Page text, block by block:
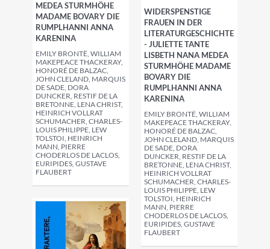
MEDEA STURMHÖHE
MADAME BOVARY DIE
RUMPLHANNI ANNA
KARENINA
EMILY BRONTË, WILLIAM
MAKEPEACE THACKERAY,
HONORÉ DE BALZAC,
JOHN CLELAND, MARQUIS
DE SADE, DORA
DUNCKER, RESTIF DE LA
BRETONNE, LENA CHRIST,
HEINRICH VOLLRAT
SCHUMACHER, CHARLES-
LOUIS PHILIPPE, LEW
TOLSTOI, HEINRICH
MANN, PIERRE
CHODERLOS DE LACLOS,
EURIPIDES, GUSTAVE
FLAUBERT
WIDERSPENSTIGE
FRAUEN IN DER
LITERATURGESCHICHTE
- JULIETTE TANTE
LISBETH NANA MEDEA
STURMHÖHE MADAME
BOVARY DIE
RUMPLHANNI ANNA
KARENINA
EMILY BRONTË, WILLIAM
MAKEPEACE THACKERAY,
HONORÉ DE BALZAC,
JOHN CLELAND, MARQUIS
DE SADE, DORA
DUNCKER, RESTIF DE LA
BRETONNE, LENA CHRIST,
HEINRICH VOLLRAT
SCHUMACHER, CHARLES-
LOUIS PHILIPPE, LEW
TOLSTOI, HEINRICH
MANN, PIERRE
CHODERLOS DE LACLOS,
EURIPIDES, GUSTAVE
FLAUBERT